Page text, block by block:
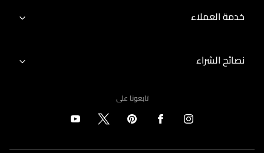
خدمة العملاء
نصائح الشراء
تابعونا على